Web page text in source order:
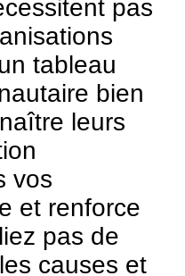
pas
tableau
bien
leurs
vos
et renforce
pas de
causes et